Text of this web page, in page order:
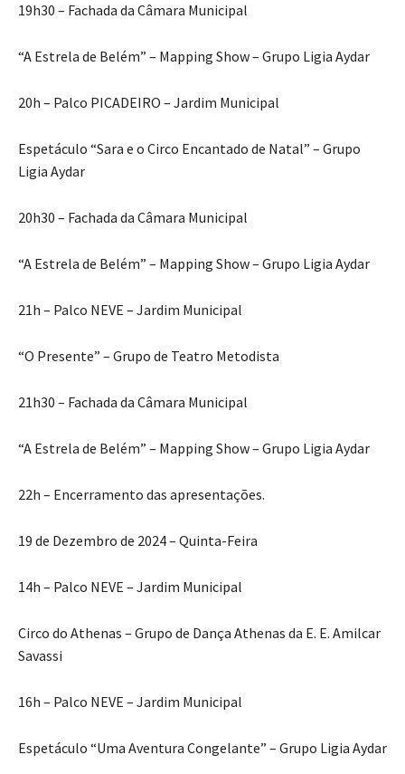
19h30 – Fachada da Câmara Municipal
“A Estrela de Belém” – Mapping Show – Grupo Ligia Aydar
20h – Palco PICADEIRO – Jardim Municipal
Espetáculo “Sara e o Circo Encantado de Natal” – Grupo
Ligia Aydar
20h30 – Fachada da Câmara Municipal
“A Estrela de Belém” – Mapping Show – Grupo Ligia Aydar
21h – Palco NEVE – Jardim Municipal
“O Presente” – Grupo de Teatro Metodista
21h30 – Fachada da Câmara Municipal
“A Estrela de Belém” – Mapping Show – Grupo Ligia Aydar
22h – Encerramento das apresentações.
19 de Dezembro de 2024 – Quinta-Feira
14h – Palco NEVE – Jardim Municipal
Circo do Athenas – Grupo de Dança Athenas da E. E. Amilcar
Savassi
16h – Palco NEVE – Jardim Municipal
Espetáculo “Uma Aventura Congelante” – Grupo Ligia Aydar